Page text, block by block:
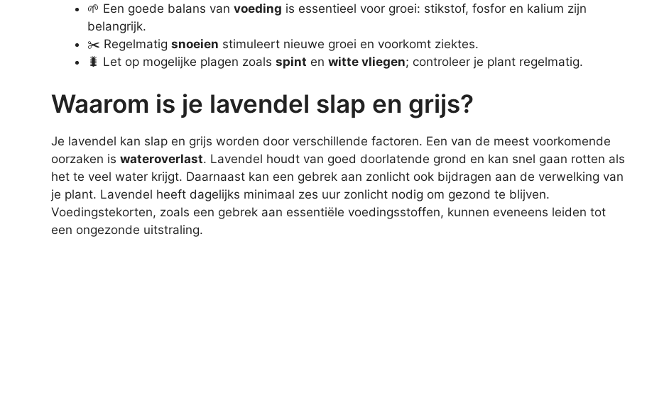
🌱 Een goede balans van voeding is essentieel voor groei: stikstof, fosfor en kalium zijn
belangrijk.
✂️ Regelmatig snoeien stimuleert nieuwe groei en voorkomt ziektes.
🐛 Let op mogelijke plagen zoals spint en witte vliegen; controleer je plant regelmatig.
Waarom is je lavendel slap en grijs?
Je lavendel kan slap en grijs worden door verschillende factoren. Een van de meest voorkomende
oorzaken is wateroverlast. Lavendel houdt van goed doorlatende grond en kan snel gaan rotten als
het te veel water krijgt. Daarnaast kan een gebrek aan zonlicht ook bijdragen aan de verwelking van
je plant. Lavendel heeft dagelijks minimaal zes uur zonlicht nodig om gezond te blijven.
Voedingstekorten, zoals een gebrek aan essentiële voedingsstoffen, kunnen eveneens leiden tot
een ongezonde uitstraling.